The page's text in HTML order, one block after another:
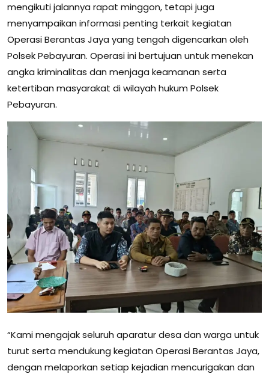
mengikuti jalannya rapat minggon, tetapi juga
menyampaikan informasi penting terkait kegiatan
Operasi Berantas Jaya yang tengah digencarkan oleh
Polsek Pebayuran. Operasi ini bertujuan untuk menekan
angka kriminalitas dan menjaga keamanan serta
ketertiban masyarakat di wilayah hukum Polsek
Pebayuran.
“Kami mengajak seluruh aparatur desa dan warga untuk
turut serta mendukung kegiatan Operasi Berantas Jaya,
dengan melaporkan setiap kejadian mencurigakan dan